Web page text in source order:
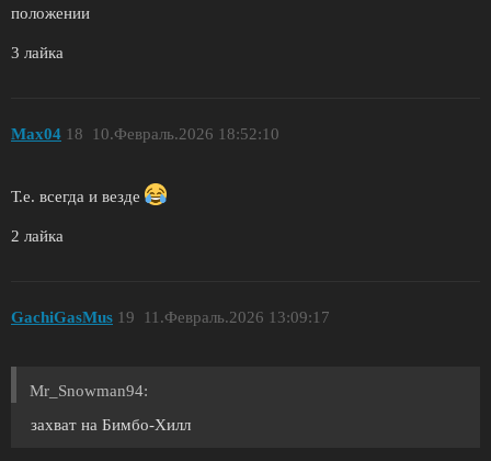
положении
3 лайка
Max04 10.Февраль.2026 18:52:10
18
Т.е. всегда и везде
2 лайка
GachiGasMus 11.Февраль.2026 13:09:17
19
Mr_Snowman94:
захват на Бимбо-Хилл